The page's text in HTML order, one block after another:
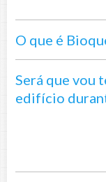
O que é
Será que vou
edifício